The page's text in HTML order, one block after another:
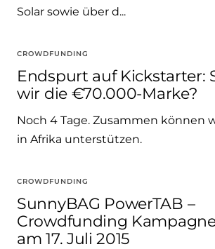
Solar sowie über d...
CROWDFUNDING
Endspurt auf Kickstarter:
wir die €70.000-Marke?
Noch 4 Tage. Zusammen können
in Afrika unterstützen.
CROWDFUNDING
SunnyBAG PowerTAB –
Crowdfunding
am 17. Juli 2015